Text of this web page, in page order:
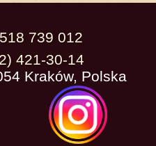
739 012
421-30-14
Kraków, Polska